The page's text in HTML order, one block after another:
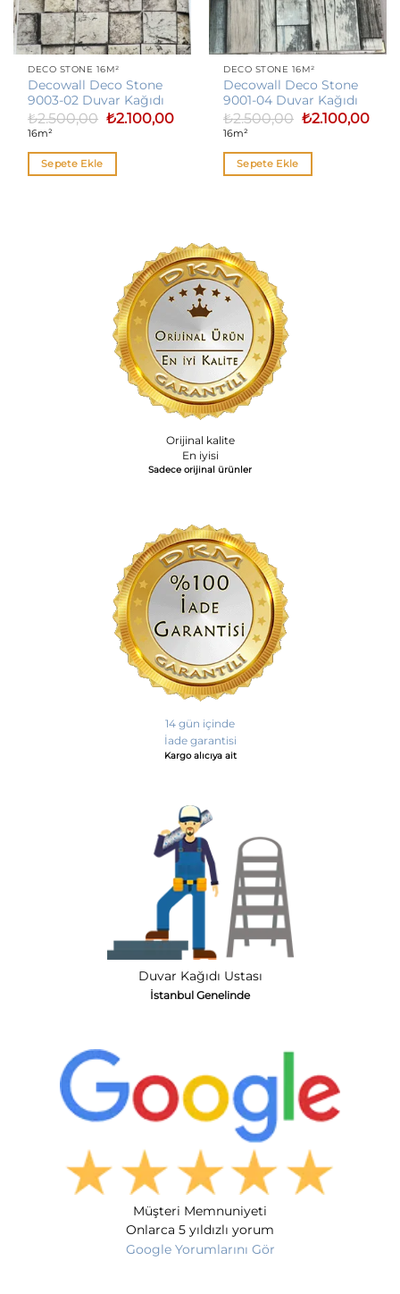
DECO STONE 16M²
Decowall Deco Stone
9003-02 Duvar Kağıdı
₺2.500,00 Orijinal
fiyat:
₺2.100,00Şu
₺2.100,00.
16m²
Sepete Ekle
DECO STONE 16M²
Decowall Deco Stone
9001-04 Duvar Kağıdı
₺2.500,00 Orijinal
fiyat:
₺2.100,00Şu
16m²
Sepete Ekle
Orijinal kalite
En iyisi
Sadece orijinal ürünler
14 gün içinde
İade garantisi
Kargo alıcıya ait
Duvar Kağıdı Ustası
İstanbul Genelinde
Müşteri Memnuniyeti
Onlarca 5 yıldızlı yorum
Google Yorumlarını Gör